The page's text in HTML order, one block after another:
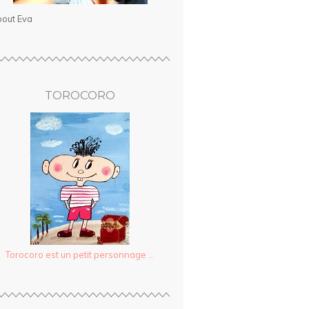
Eva
TOROCORO
Torocoro est un petit personnage ...